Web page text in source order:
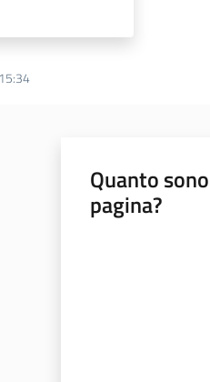
Quanto
pagina?